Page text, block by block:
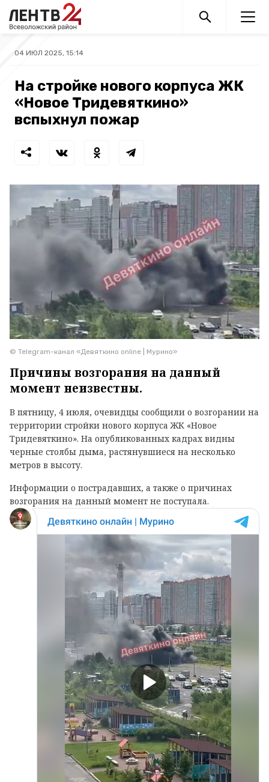
04 ИЮЛ 2025, 15:14
На стройке нового корпуса ЖК
«Новое Тридевяткино»
вспыхнул пожар
© Telegram-канал «Девяткино online | Мурино»
Причины возгорания на данный
момент неизвестны.
В пятницу, 4 июля, очевидцы сообщили о возгорании на
территории стройки нового корпуса ЖК «Новое
Тридевяткино». На опубликованных кадрах видны
черные столбы дыма, растянувшиеся на несколько
метров в высоту.
Информации о пострадавших, а также о причинах
возгорания на данный момент не поступала.